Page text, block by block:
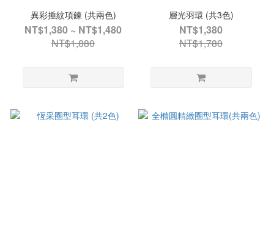
異彩捶紋項鍊 (共兩色)
NT$1,380 ~ NT$1,480
NT$1,880
層光羽環 (共3色)
NT$1,380
NT$1,780